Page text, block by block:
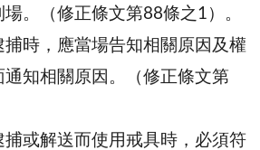
。（修正條文第88條之1）。
捕時，應當場告知相關原因及權
知相關原因。（修正條文第
捕或解送而使用戒具時，必須符